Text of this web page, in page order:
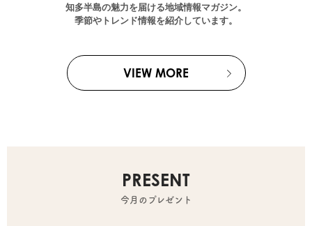
知多半島の魅力を届ける地域情報マガジン。
季節やトレンド情報を紹介しています。
VIEW MORE
PRESENT
今月のプレゼント